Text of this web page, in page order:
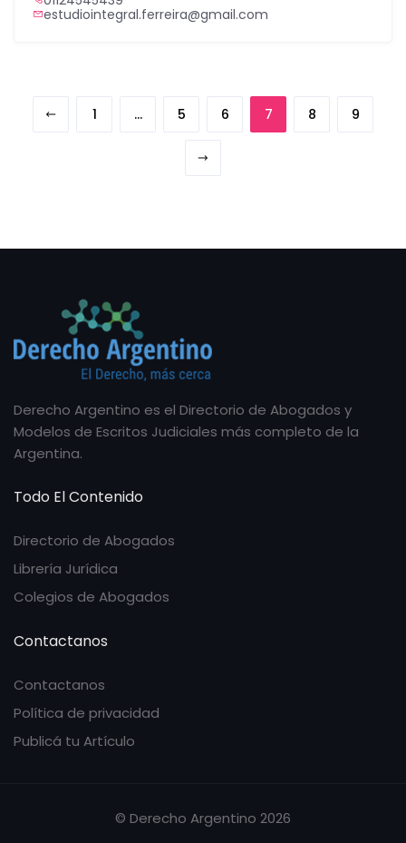
estudiointegral.ferreira@gmail.com
1 … 5 6 7 8 9
Derecho Argentino es el Directorio de Abogados y
Modelos de Escritos Judiciales más completo de la
Argentina.
Todo El Contenido
Directorio de Abogados
Librería Jurídica
Colegios de Abogados
Contactanos
Contactanos
Política de privacidad
Publicá tu Artículo
© Derecho Argentino 2026